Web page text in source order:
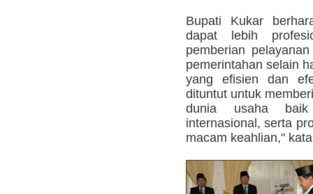
Bupati Kukar
dapat lebih
pemberian
pemerintahan selain
yang efisien dan
dituntut untuk
dunia usaha baik
internasional, serta
macam keahlian,"